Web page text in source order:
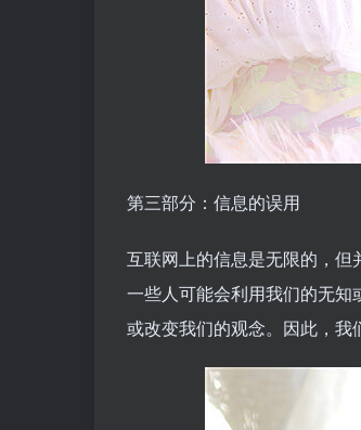
第三部分：信息的误用
互联网上的信息是无限的，
一些人可能会利用我们的无
或改变我们的观念。因此，我